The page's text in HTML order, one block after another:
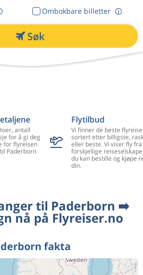
Ombokbare billetter
Søk
antall
for å gi deg
for flyreisen
Paderborn
Flytilbud
Vi finner de beste
sortert etter billigste,
eller beste. Vi viser fly
forskjellige
du kan bestille og kjøpe
din.
til Paderborn ➡️
nå på Flyreiser.no
fakta